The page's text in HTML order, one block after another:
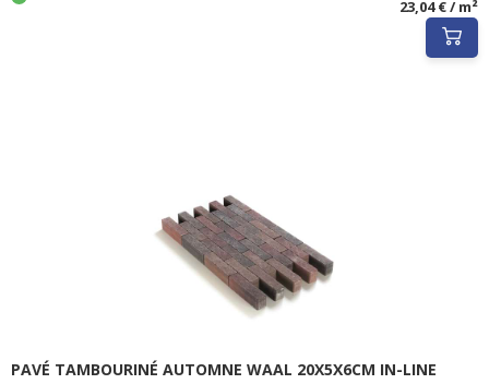
23,04 € / m²
PAVÉ TAMBOURINÉ AUTOMNE WAAL 20X5X6CM IN-LINE